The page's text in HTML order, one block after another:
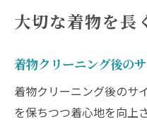
大切な着物を長
着物クリーニング後の
着物クリーニング後のサ
を保ちつつ着心地を向上